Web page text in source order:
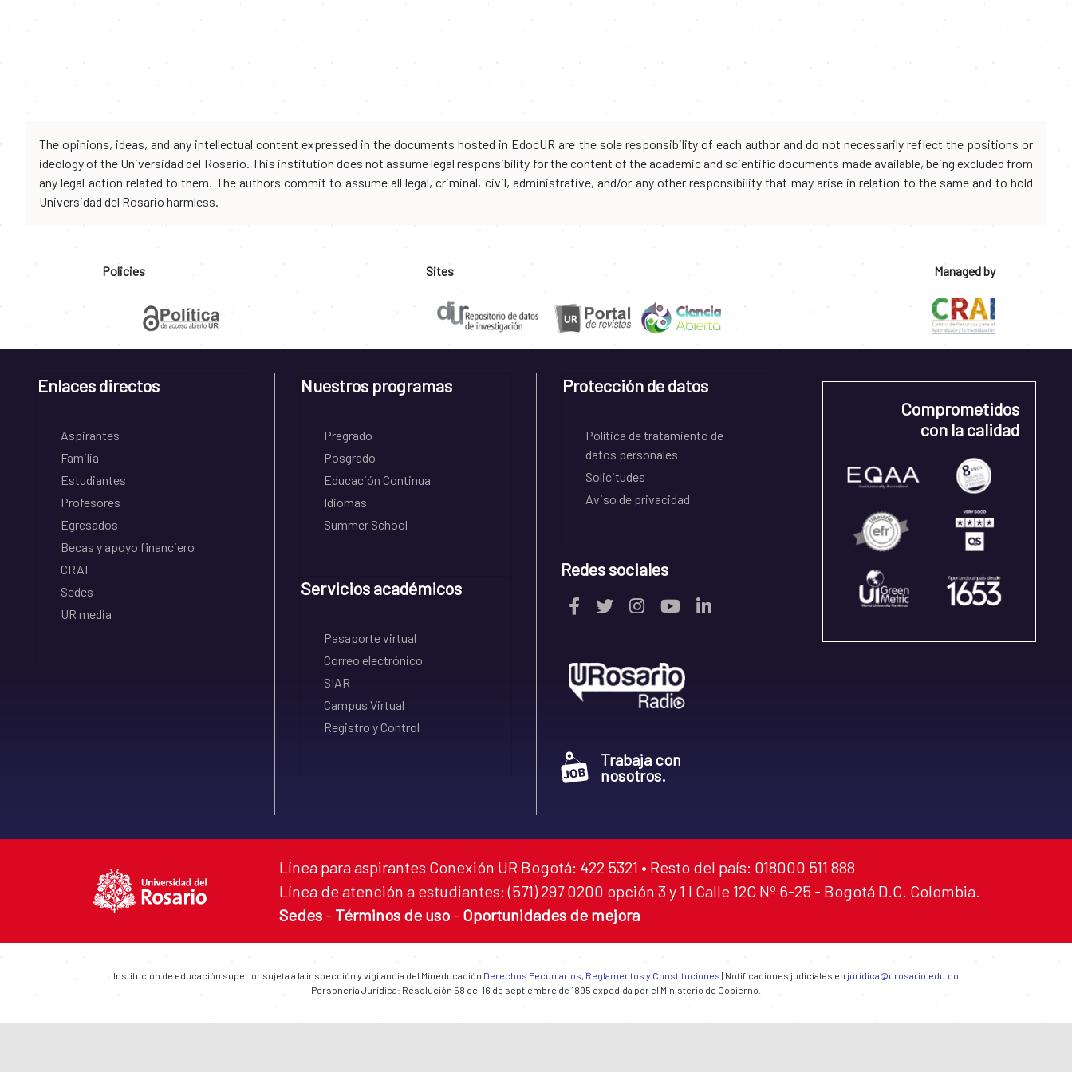
The opinions, ideas, and any intellectual content expressed in the documents hosted in EdocUR are the sole responsibility of each author and do not necessarily reflect the positions or
ideology of the Universidad del Rosario. This institution does not assume legal responsibility for the content of the academic and scientific documents made available, being excluded from
any legal action related to them. The authors commit to assume all legal, criminal, civil, administrative, and/or any other responsibility that may arise in relation to the same and to hold
Universidad del Rosario harmless.
Policies Sites Managed by
Enlaces directos
Aspirantes
Familia
Estudiantes
Profesores
Egresados
Becas y apoyo financiero
CRAI
Sedes
UR media
Nuestros programas
Pregrado
Posgrado
Educación Continua
Idiomas
Summer School
Servicios académicos
Pasaporte virtual
Correo electrónico
SIAR
Campus Virtual
Registro y Control
Protección de datos
Política de tratamiento de
datos personales
Solicitudes
Aviso de privacidad
Redes sociales
Trabaja con
nosotros.
Comprometidos
con la calidad
Línea para aspirantes Conexión UR Bogotá: 422 5321 • Resto del país: 018000 511 888
Línea de atención a estudiantes: (571) 297 0200 opción 3 y 1 I Calle 12C Nº 6-25 - Bogotá D.C. Colombia.
Sedes - Términos de uso - Oportunidades de mejora
Institución de educación superior sujeta a la inspección y vigilancia del Mineducación Derechos Pecuniarios, Reglamentos y Constituciones | Notificaciones judiciales en juridica@urosario.edu.co
Personería Jurídica: Resolución 58 del 16 de septiembre de 1895 expedida por el Ministerio de Gobierno.